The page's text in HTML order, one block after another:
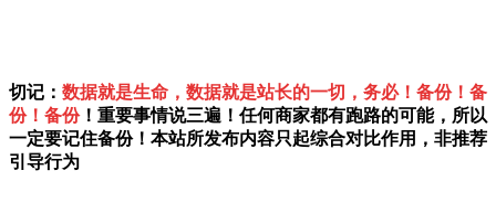
切记： 数据就是生命，数据就是站长的一切，务必！备份！备
份！备份！重要事情说三遍！任何商家都有跑路的可能，所以
一定要记住备份！本站所发布内容只起综合对比作用，非推荐
引导行为